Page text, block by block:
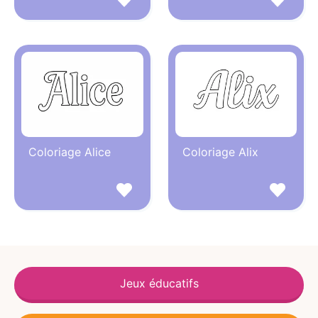
Coloriage Alice Coloriage Alix
Jeux éducatifs